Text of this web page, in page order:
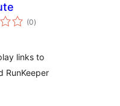
(0celkové
hodnotenie
)
links to
RunKeeper